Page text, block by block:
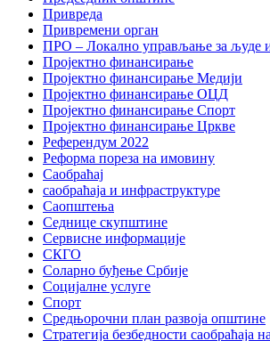
Привреда
Привремени орган
ПРО – Локално управљање за људе
Пројектно финансирање
Пројектно финансирање Медији
Пројектно финансирање ОЦД
Пројектно финансирање Спорт
Пројектно финансирање Цркве
Референдум 2022
Реформа пореза на имовину
Саобраћај
саобраћаја и инфраструктуре
Саопштења
Седнице скупштине
Сервисне информације
СКГО
Соларно буђење Србије
Социјалне услуге
Спорт
Средњорочни план развоја општине
Стратегија безбедности саобраћаја